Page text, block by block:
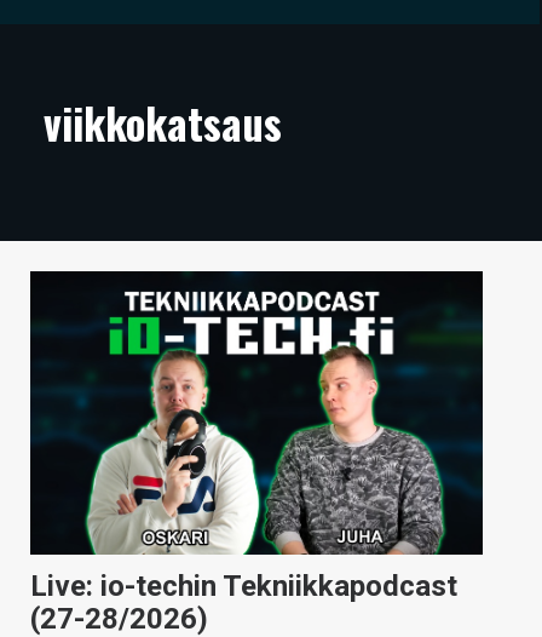
ARTIKKELIT
TECHBBS
KAUPPA
VAIHDA TEEMA
HAKU
viikkokatsaus
Live: io-techin Tekniikkapodcast
(27-28/2026)